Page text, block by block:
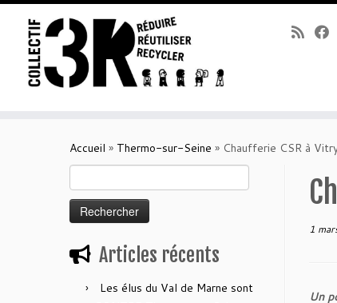
Accueil » Thermo-sur-Seine » Chaufferie CSR à
Articles récents
Les élus du Val de Marne sont
1
Un